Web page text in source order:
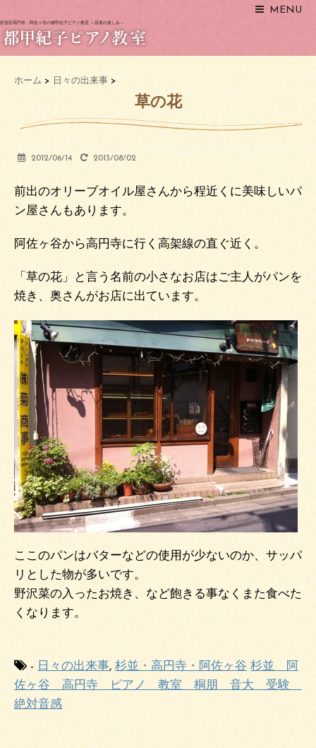
MENU
杉並区高円寺・阿佐ヶ谷の都甲紀子ピアノ教室 ～音楽の楽しみ～
ホーム > 日々の出来事 >
草の花
2012/06/14 2013/08/02
前出のオリーブオイル屋さんから程近くに美味しいパ
ン屋さんもあります。
阿佐ヶ谷から高円寺に行く高架線の直ぐ近く。
「草の花」と言う名前の小さなお店はご主人がパンを
焼き、奥さんがお店に出ています。
ここのパンはバターなどの使用が少ないのか、サッパ
リとした物が多いです。
野沢菜の入ったお焼き、など飽きる事なくまた食べた
くなります。
- 日々の出来事, 杉並・高円寺・阿佐ヶ谷 杉並 阿
佐ヶ谷 高円寺 ピアノ 教室 桐朋 音大 受験
絶対音感